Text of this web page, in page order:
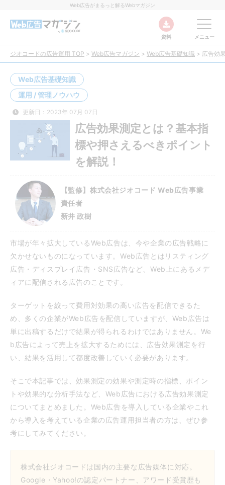
Web広告がまるっと解るWebマガジン
資料 メニュー
ジオコードの広告運用 TOP > Web広告マガジン > Web広告基礎知識 > 広告効
Web広告基礎知識
運用 / 管理ノウハウ
更新日：2023年 07月 07日
広告効果測定とは？基本指
標や押さえるべきポイント
を解説！
【監修】株式会社ジオコード Web広告事業
責任者
新井 政樹
市場が年々拡大しているWeb広告は、今や企業の広告戦略に
欠かせないものになっています。Web広告とはリスティング
広告・ディスプレイ広告・SNS広告など、Web上にあるメデ
ィアに配信される広告のことです。
ターゲットを絞って費用対効果の高い広告を配信できるた
め、多くの企業がWeb広告を配信していますが、Web広告は
単に出稿するだけで結果が得られるわけではありません。We
b広告によって売上を拡大するためには、広告効果測定を行
い、結果を活用して都度改善していく必要があります。
そこで本記事では、効果測定の効果や測定時の指標、ポイン
トや効果的な分析手法など、Web広告における広告効果測定
についてまとめました。Web広告を導入している企業やこれ
から導入を考えている企業の広告運用担当者の方は、ぜひ参
考にしてみてください。
株式会社ジオコードは国内の主要な広告媒体に対応。
Google・Yahoo!の認定パートナー、アワード受賞歴も